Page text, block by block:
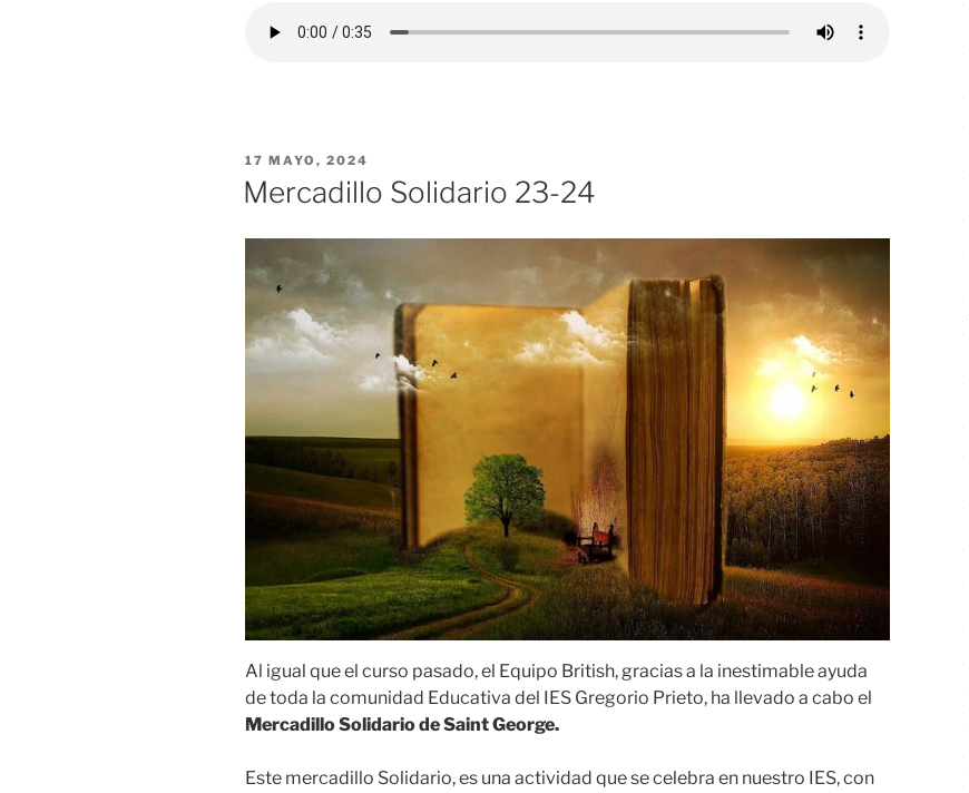
PUBLICADO
EL
17 MAYO, 2024
Mercadillo Solidario 23-24
Al igual que el curso pasado, el Equipo British, gracias a la inestimable ayuda
de toda la comunidad Educativa del IES Gregorio Prieto, ha llevado a cabo el
Mercadillo Solidario de Saint George.
Este mercadillo Solidario, es una actividad que se celebra en nuestro IES, con